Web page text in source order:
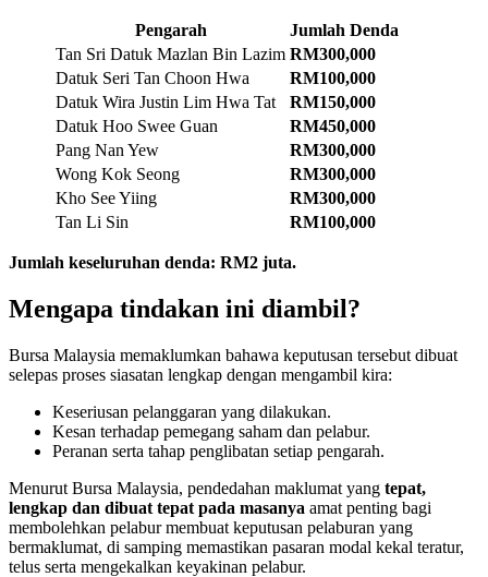
Pengarah
Jumlah Denda
Tan Sri Datuk Mazlan Bin Lazim RM300,000
Datuk Seri Tan Choon Hwa
RM100,000
Datuk Wira Justin Lim Hwa Tat
RM150,000
Datuk Hoo Swee Guan
RM450,000
Pang Nan Yew
RM300,000
Wong Kok Seong
RM300,000
Kho See Yiing
RM300,000
Tan Li Sin
RM100,000
Jumlah keseluruhan denda: RM2 juta.
Mengapa tindakan ini diambil?
Bursa Malaysia memaklumkan bahawa keputusan tersebut dibuat
selepas proses siasatan lengkap dengan mengambil kira:
Keseriusan pelanggaran yang dilakukan.
Kesan terhadap pemegang saham dan pelabur.
Peranan serta tahap penglibatan setiap pengarah.
Menurut Bursa Malaysia, pendedahan maklumat yang tepat,
lengkap dan dibuat tepat pada masanya amat penting bagi
membolehkan pelabur membuat keputusan pelaburan yang
bermaklumat, di samping memastikan pasaran modal kekal teratur,
telus serta mengekalkan keyakinan pelabur.